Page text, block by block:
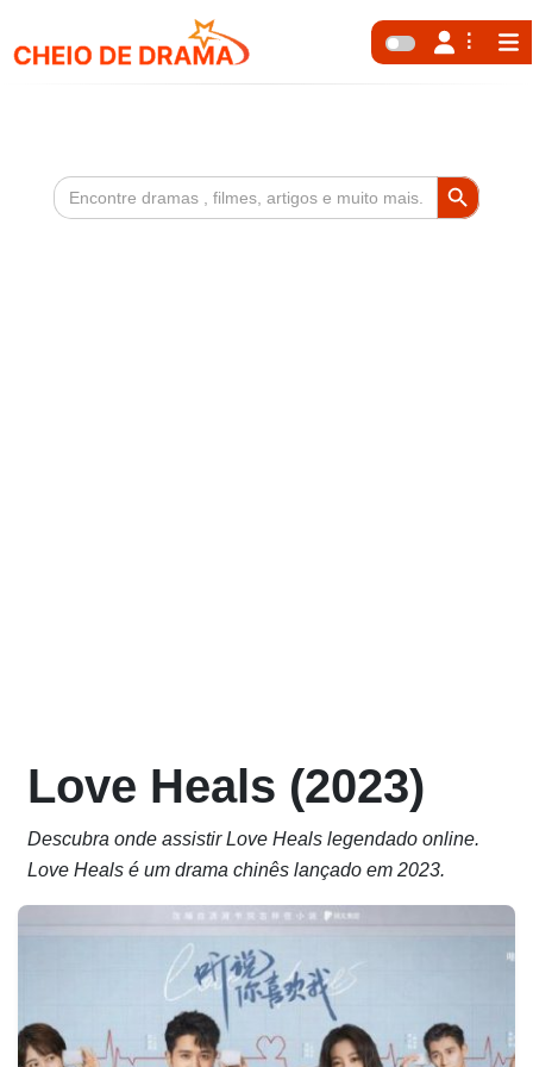
Search
for:
Search Button
Love Heals (2023)
Descubra onde assistir Love Heals legendado online.
Love Heals é um drama chinês lançado em 2023.